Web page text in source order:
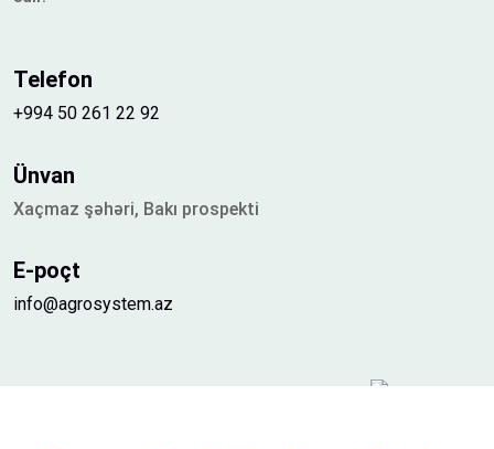
Telefon
+994 50 261 22 92
Ünvan
Xaçmaz şəhəri, Bakı prospekti
E-poçt
info@agrosystem.az